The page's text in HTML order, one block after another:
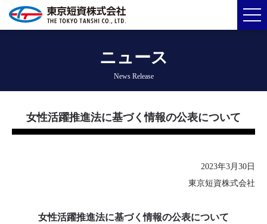
ニュース
News Release
女性活躍推進法に基づく情報の公表について
2023年3月30日
東京短資株式会社
女性活躍推進法に基づく情報の公表について